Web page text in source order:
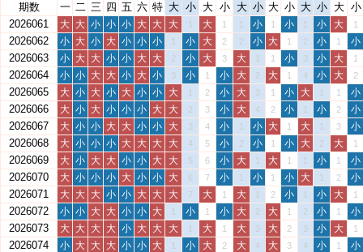
期数
一 二 三 四 五 六 特 大 小 大 小 大 小 大 小 大 小 大 小
2026061
大 大 小 小 小 大 大 大 1 大 1 1 小 1 小 1 小 大 1
2026062 小 大 小 大 小 小 小 1 小 大 2 2 小 大 1 2 小 1 小
2026063 小 大 大 小 小 大 大 2 小 大 3 大 1 1 小 3 小 大 1
2026064 小 小 大 大 小 大 小 3 小 1 小 大 2 大 1 4 小 大 2
2026065 大 小 大 小 大 小 小 大 1 2 小 大 3 1 小 大 1 1 小
2026066 大 小 大 小 小 小 大 大 2 3 小 大 4 2 小 1 小 2 小
2026067 大 小 小 大 大 小 小 大 3 4 小 1 小 大 1 大 1 3 小
2026068 大 小 小 小 大 大 大 大 4 5 小 2 小 1 小 大 2 大 1
2026069 大 小 大 大 小 小 大 大 5 6 小 大 1 大 1 1 小 1 小
2026070 大 小 小 小 大 小 小 大 6 7 小 1 小 1 小 大 1 2 小
2026071 大 大 大 小 小 大 大 大 7 大 1 大 1 2 小 1 小 大 1
2026072 小 小 大 大 小 小 大 1 小 1 小 大 2 大 1 2 小 1 小
2026073 大 大 大 大 小 大 大 大 1 大 1 大 3 大 2 3 小 大 1
2026074 小 大 大 大 小 小 大 1 小 大 2 大 4 大 3 4 小 1 小